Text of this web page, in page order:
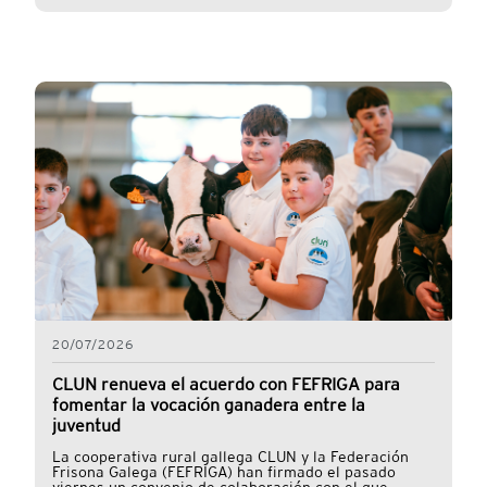
20/07/2026
CLUN renueva el acuerdo con FEFRIGA para
fomentar la vocación ganadera entre la
juventud
La cooperativa rural gallega CLUN y la Federación
Frisona Galega (FEFRIGA) han firmado el pasado